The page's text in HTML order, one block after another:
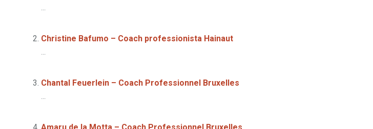
...
Christine Bafumo – Coach professionista Hainaut
...
Chantal Feuerlein – Coach Professionnel Bruxelles
...